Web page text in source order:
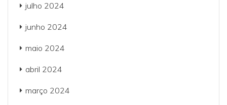
julho 2024
junho 2024
maio 2024
abril 2024
março 2024